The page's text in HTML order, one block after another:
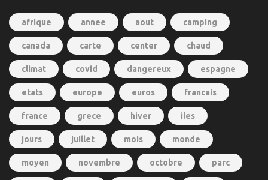
afrique annee aout camping
canada carte center chaud
climat covid dangereux espagne
etats europe euros francais
france grece hiver iles
jours juillet mois monde
moyen novembre octobre parc